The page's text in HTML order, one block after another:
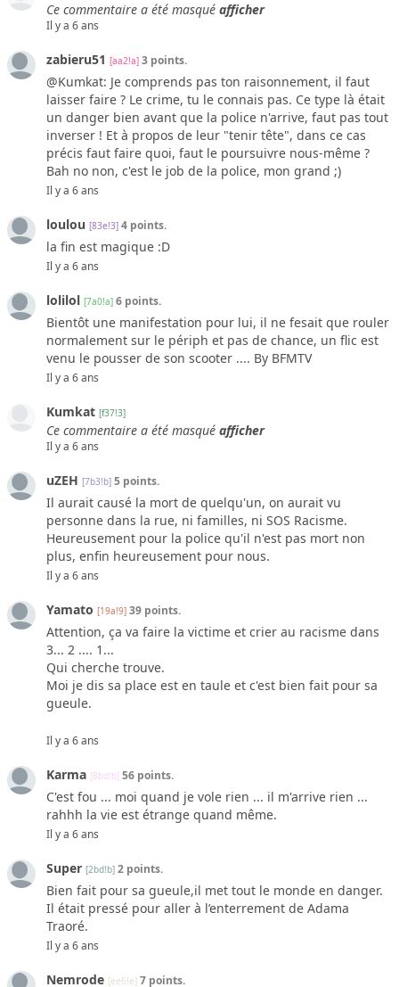
Ce commentaire a été masqué afficher
Il y a 6 ans
zabieru51 [aa2!a] 3 points.
@Kumkat: Je comprends pas ton raisonnement, il faut
laisser faire ? Le crime, tu le connais pas. Ce type là était
un danger bien avant que la police n'arrive, faut pas tout
inverser ! Et à propos de leur "tenir tête", dans ce cas
précis faut faire quoi, faut le poursuivre nous-même ?
Bah no non, c'est le job de la police, mon grand ;)
Il y a 6 ans
loulou [83e!3] 4 points.
la fin est magique :D
Il y a 6 ans
lolilol [7a0!a] 6 points.
Bientôt une manifestation pour lui, il ne fesait que rouler
normalement sur le périph et pas de chance, un flic est
venu le pousser de son scooter .... By BFMTV
Il y a 6 ans
Kumkat [f37!3]
Ce commentaire a été masqué afficher
Il y a 6 ans
uZEH [7b3!b] 5 points.
Il aurait causé la mort de quelqu'un, on aurait vu
personne dans la rue, ni familles, ni SOS Racisme.
Heureusement pour la police qu'il n'est pas mort non
plus, enfin heureusement pour nous.
Il y a 6 ans
Yamato [19a!9] 39 points.
Attention, ça va faire la victime et crier au racisme dans
3... 2 .... 1...
Qui cherche trouve.
Moi je dis sa place est en taule et c'est bien fait pour sa
gueule.
Il y a 6 ans
Karma [8bd!b] 56 points.
C'est fou ... moi quand je vole rien ... il m'arrive rien ...
rahhh la vie est étrange quand même.
Il y a 6 ans
Super [2bd!b] 2 points.
Bien fait pour sa gueule,il met tout le monde en danger.
Il était pressé pour aller à l’enterrement de Adama
Traoré.
Il y a 6 ans
Nemrode [ee6!e] 7 points.